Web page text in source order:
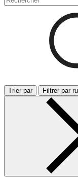
Trier par Filtrer par